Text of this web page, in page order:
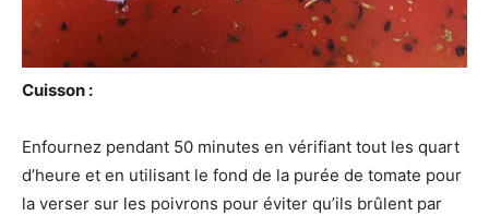
Cuisson :
Enfournez pendant 50 minutes en vérifiant tout les quart
d’heure et en utilisant le fond de la purée de tomate pour
la verser sur les poivrons pour éviter qu’ils brûlent par